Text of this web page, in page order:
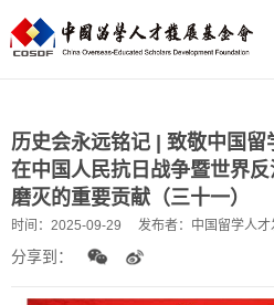
历史会永远铭记 | 致敬中国
在中国人民抗日战争暨世界
磨灭的重要贡献（三十一）
时间： 2025-09-29 发布者： 中国留学人
分享到：